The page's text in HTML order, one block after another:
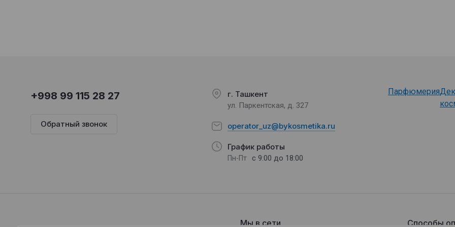
+998 99 115 28 27
Обратный звонок
г. Ташкент
ул. Паркентская, д. 327
operator_uz@bykosmetika.ru
График работы
Пн-Пт с 9:00 до 18:00
Парфюмерия
Мы в сети Способы